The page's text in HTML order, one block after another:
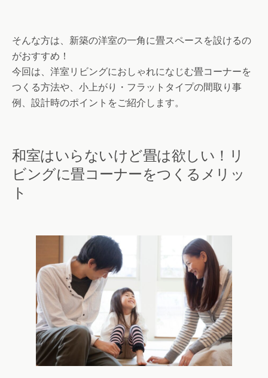
そんな方は、新築の洋室の一角に畳スペースを設けるの
がおすすめ！
今回は、洋室リビングにおしゃれになじむ畳コーナーを
つくる方法や、小上がり・フラットタイプの間取り事
例、設計時のポイントをご紹介します。
和室はいらないけど畳は欲しい！リ
ビングに畳コーナーをつくるメリッ
ト